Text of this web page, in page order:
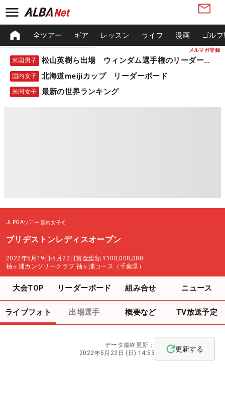
メルマガ登録
全ツアー ギア レッスン ライフ 漫画 ゴル
米国男子 松山英樹ら出場 ウィンダム選手権のリーダーボード
国内女子 北海道meijiカップ リーダーボード
米国女子 最新の世界ランキング
JLPGAツアー 国内女子
ブリヂストンレディスオープン
2022年5月19日-5月22日賞金総額 ¥100,000,000
袖ヶ浦カンツリークラブ 袖ヶ浦コース（千葉県）
大会TOP リーダーボード 組み合せ ニュース
ライブフォト 出場選手 概要など TV放送予定
データ最終更新：
2022年5月22日 (日) 14:53
更新する